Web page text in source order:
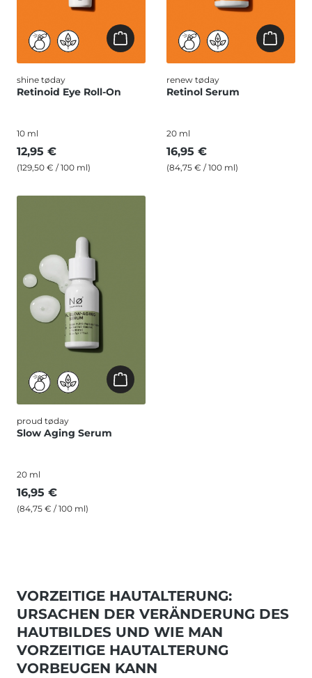
shine tøday
Retinoid Eye Roll-On
10 ml
12,95 €
(129,50 € / 100 ml)
renew tøday
Retinol Serum
20 ml
16,95 €
(84,75 € / 100 ml)
proud tøday
Slow Aging Serum
20 ml
16,95 €
(84,75 € / 100 ml)
VORZEITIGE HAUTALTERUNG:
URSACHEN DER VERÄNDERUNG DES
HAUTBILDES UND WIE MAN
VORZEITIGE HAUTALTERUNG
VORBEUGEN KANN